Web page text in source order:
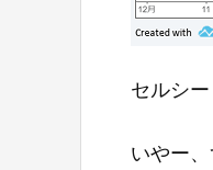
セルシ
いやー